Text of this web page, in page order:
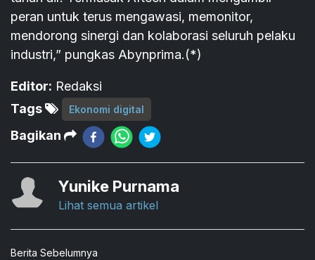
peran untuk terus mengawasi, memonitor,
mendorong sinergi dan kolaborasi seluruh pelaku
industri,” pungkas Abynprima.(*)
Editor: Redaksi
Tags
Ekonomi digital
Bagikan
Yunike Purnama
Lihat semua artikel
Berita Sebelumnya